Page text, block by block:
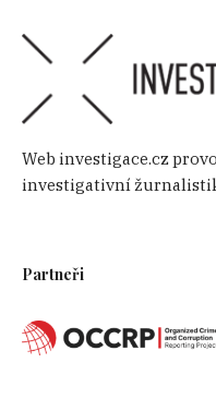
Web investigace.cz
investigativní
Partneři